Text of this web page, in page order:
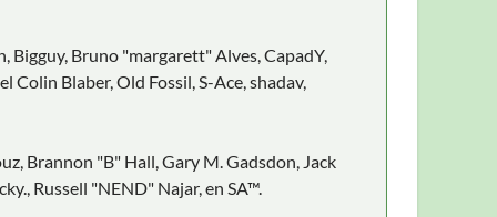
Bigguy, Bruno "margarett" Alves, CapadY,
Blaber, Old Fossil, S-Ace, shadav,
Brannon "B" Hall, Gary M. Gadsdon, Jack
Russell "NEND" Najar, en SA™.